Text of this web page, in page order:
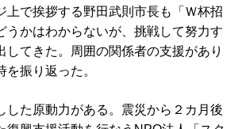
上で挨拶する野田武則市長も「Ｗ杯招
うかはわからないが、挑戦して努力す
してきた。周囲の関係者の支援があり
振り返った。
た原動力がある。震災から２カ月後